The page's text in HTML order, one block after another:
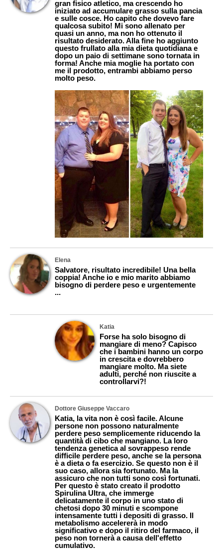
gran fisico atletico, ma crescendo ho
iniziato ad accumulare grasso sulla pancia
e sulle cosce. Ho capito che dovevo fare
qualcosa subito! Mi sono allenato per
quasi un anno, ma non ho ottenuto il
risultato desiderato. Alla fine ho aggiunto
questo frullato alla mia dieta quotidiana e
dopo un paio di settimane sono tornata in
forma! Anche mia moglie ha portato con
me il prodotto, entrambi abbiamo perso
molto peso.
Elena
Salvatore, risultato incredibile! Una bella
coppia! Anche io e mio marito abbiamo
bisogno di perdere peso e urgentemente
...
Katia
Forse ha solo bisogno di
mangiare di meno? Capisco
che i bambini hanno un corpo
in crescita e dovrebbero
mangiare molto. Ma siete
adulti, perché non riuscite a
controllarvi?!
Dottore Giuseppe Vaccaro
Katia, la vita non è così facile. Alcune
persone non possono naturalmente
perdere peso semplicemente riducendo la
quantità di cibo che mangiano. La loro
tendenza genetica al sovrappeso rende
difficile perdere peso, anche se la persona
è a dieta o fa esercizio. Se questo non è il
suo caso, allora sia fortunato. Ma la
assicuro che non tutti sono così fortunati.
Per questo è stato creato il prodotto
Spirulina Ultra, che immerge
delicatamente il corpo in uno stato di
chetosi dopo 30 minuti e scompone
intensamente tutti i depositi di grasso. Il
metabolismo accelererà in modo
significativo e dopo il ritiro del farmaco, il
peso non tornerà a causa dell'effetto
cumulativo.